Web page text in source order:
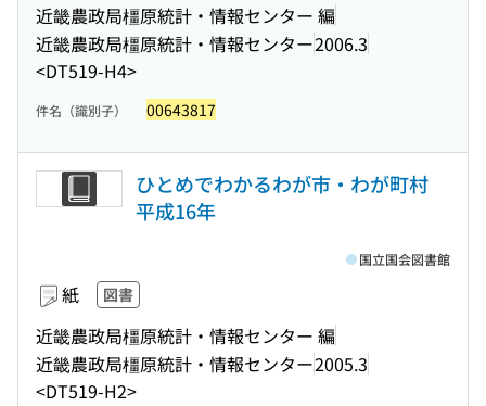
近畿農政局橿原統計・情報センター 編
近畿農政局橿原統計・情報センター2006.3
<DT519-H4>
件名（識別子） 00643817
ひとめでわかるわが市・わが町村
平成16年
紙 図書
近畿農政局橿原統計・情報センター 編
近畿農政局橿原統計・情報センター2005.3
<DT519-H2>
国立国会図書館